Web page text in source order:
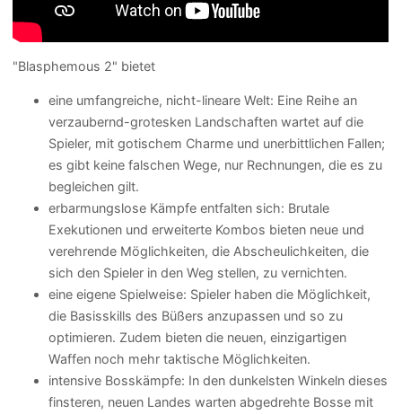
"Blasphemous 2" bietet
eine umfangreiche, nicht-lineare Welt: Eine Reihe an
verzaubernd-grotesken Landschaften wartet auf die
Spieler, mit gotischem Charme und unerbittlichen Fallen;
es gibt keine falschen Wege, nur Rechnungen, die es zu
begleichen gilt.
erbarmungslose Kämpfe entfalten sich: Brutale
Exekutionen und erweiterte Kombos bieten neue und
verehrende Möglichkeiten, die Abscheulichkeiten, die
sich den Spieler in den Weg stellen, zu vernichten.
eine eigene Spielweise: Spieler haben die Möglichkeit,
die Basisskills des Büßers anzupassen und so zu
optimieren. Zudem bieten die neuen, einzigartigen
Waffen noch mehr taktische Möglichkeiten.
intensive Bosskämpfe: In den dunkelsten Winkeln dieses
finsteren, neuen Landes warten abgedrehte Bosse mit